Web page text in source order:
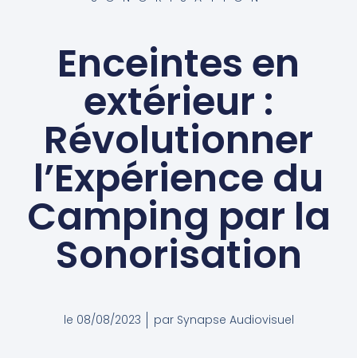
Enceintes en
extérieur :
Révolutionner
l’Expérience du
Camping par la
Sonorisation
le 08/08/2023 parSynapse Audiovisuel